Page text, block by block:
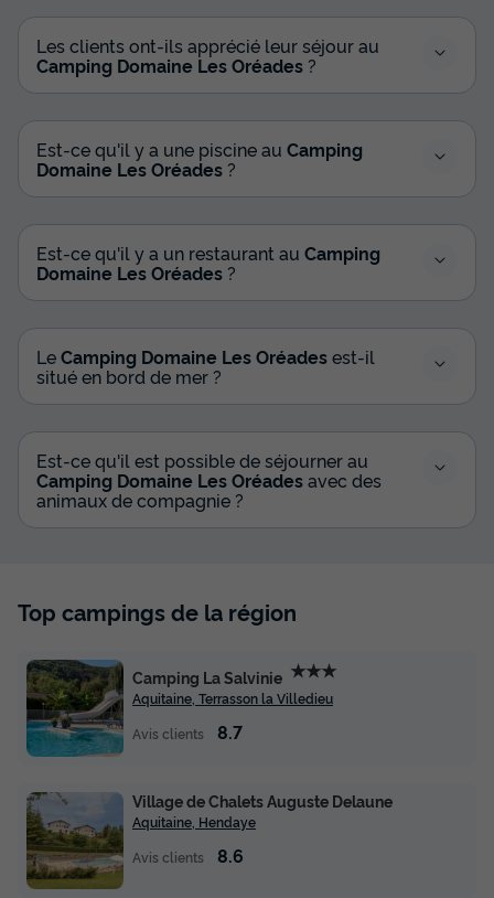
Meilleur prix pour 7 nuits
389 €
MOBILHOME 2 personnes - Pagode 2
Pièces 2 Personnes Climatisé + TV
Surface
20m²
Adultes
2
Chambres
1
du07/10/2026au14/10/2026
Meilleur prix pour 7 nuits
Modifier les dates
Voir les disponibilités
Les clients ont-ils apprécié leur séjour au
Camping Domaine Les Oréades ?
Est-ce qu'il y a une piscine au Camping
Domaine Les Oréades ?
Est-ce qu'il y a un restaurant au Camping
Domaine Les Oréades ?
LeCamping Domaine Les Oréadesest-il
situé en bord de mer ?
Est-ce qu'il est possible de séjourner au
Camping Domaine Les Oréadesavec des
animaux de compagnie ?
Top campings de la région
Camping La Salvinie ★★★
Aquitaine, Terrasson la Villedieu
Avis clients
8.7
Village de Chalets Auguste Delaune
Aquitaine, Hendaye
Avis clients
8.6